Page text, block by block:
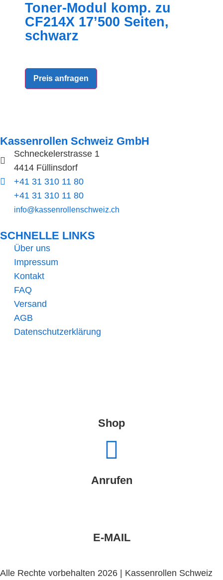
Toner-Modul komp. zu
CF214X 17’500 Seiten,
schwarz
Preis anfragen
Kassenrollen Schweiz GmbH
Schneckelerstrasse 1
4414 Füllinsdorf
+41 31 310 11 80
+41 31 310 11 80
info@kassenrollenschweiz.ch
SCHNELLE LINKS​
Über uns
Impressum
Kontakt
FAQ
Versand
AGB
Datenschutzerklärung
Shop
Anrufen
E-MAIL
Alle Rechte vorbehalten 2026 | Kassenrollen Schweiz